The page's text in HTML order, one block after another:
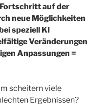
auf der
neue Möglichkeiten
speziell KI
Veränderungen
Anpassungen =
scheitern viele
Ergebnissen?